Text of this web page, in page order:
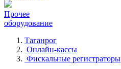
Прочее
оборудование
Таганрог
Онлайн-кассы
Фискальные регистраторы